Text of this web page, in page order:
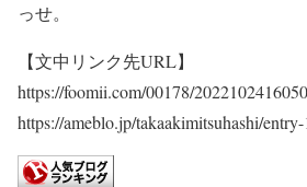
っせ。
【文中リンク先URL】
https://foomii.com/00178/
https://ameblo.jp/takaakimitsuhashi/